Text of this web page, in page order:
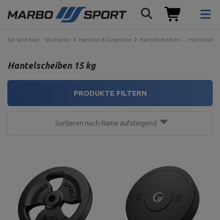
Sie sind hier: Startseite Hanteln & Gewichte Hantelscheiben
Hantelscheiben 15 kg
Sortieren nach Name aufsteigend
PRODUKTE FILTERN